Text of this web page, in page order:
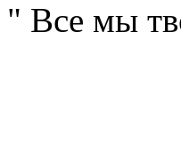
" Все мы